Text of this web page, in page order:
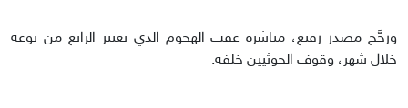
ورجَّح مصدر رفيع، مباشرة عقب الهجوم الذي يعتبر الرابع من نوعه
خلال شهر، وقوف الحوثيين خلفه.